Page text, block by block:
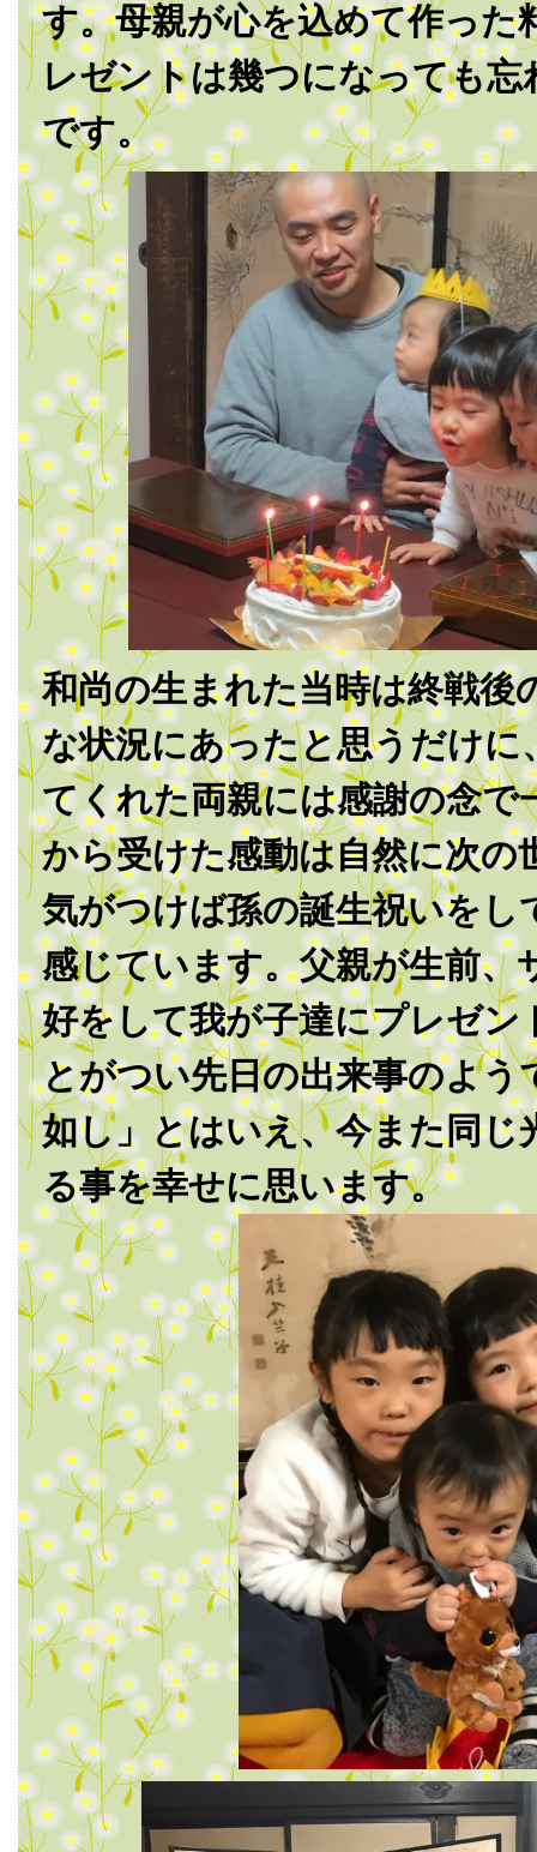
す。母親が心を込めて作った
レゼントは幾つになっても
です。
和尚の生まれた当時は終戦後
な状況にあったと思うだけに
てくれた両親には感謝の念で
から受けた感動は自然に次の
気がつけば孫の誕生祝いをし
感じています。父親が生前、
好をして我が子達にプレゼン
とがつい先日の出来事のよう
如し」とはいえ、今また同じ
る事を幸せに思います。